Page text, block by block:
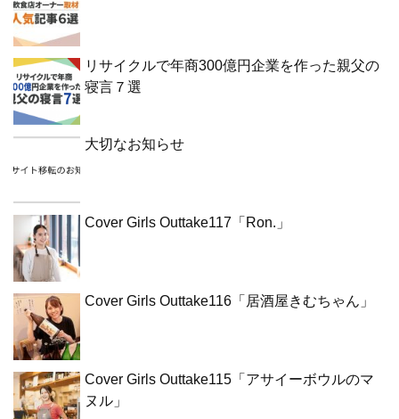
リサイクルで年商300億円企業を作った親父の
寝言７選
大切なお知らせ
Cover Girls Outtake117「Ron.」
Cover Girls Outtake116「居酒屋きむちゃん」
Cover Girls Outtake115「アサイーボウルのマ
ヌル」